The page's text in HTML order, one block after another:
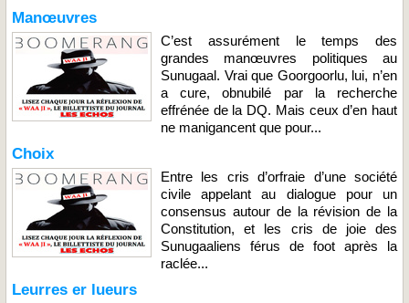
Manœuvres
C’est assurément le temps des
grandes manœuvres politiques au
Sunugaal. Vrai que Goorgoorlu, lui, n’en
a cure, obnubilé par la recherche
effrénée de la DQ. Mais ceux d’en haut
ne manigancent que pour...
Choix
Entre les cris d’orfraie d’une société
civile appelant au dialogue pour un
consensus autour de la révision de la
Constitution, et les cris de joie des
Sunugaaliens férus de foot après la
raclée...
Leurres er lueurs